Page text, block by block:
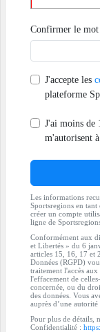
Confirmer le mot
J'accepte les
plateforme
J'ai moins de
m'autorisent
Les informations
Sportsregions en
créer un compte
ligne de
Conformément aux
et Libertés » du 6
articles 15, 16, 17 et
Données (RGPD)
traitement l'accès
l'effacement de
concernée, ou du
des données. Vous
auprès d’une
Pour plus de détails,
Confidentialité :